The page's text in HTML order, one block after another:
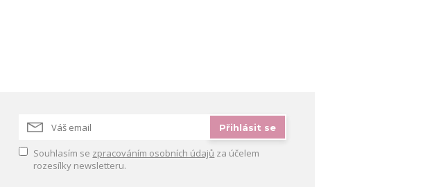
Přihlásit se
Souhlasím se zpracováním osobních údajů za účelem
rozesílky newsletteru.